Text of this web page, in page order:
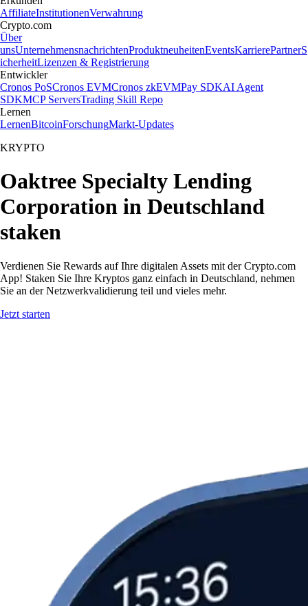
AffiliateInstitutionenVerwahrung
Crypto.com
Über
unsUnternehmensnachrichtenProduktneuheitenEventsKarrierePartnerS
icherheitLizenzen & Registrierung
Entwickler
Cronos PoSCronos EVMCronos zkEVMPay SDKAI Agent
SDKMCP ServersTrading Skill Repo
Lernen
LernenBitcoinForschungMarkt-Updates
KRYPTO
Oaktree Specialty Lending
Corporation in Deutschland
staken
Verdienen Sie Rewards auf Ihre digitalen Assets mit der Crypto.com
App! Staken Sie Ihre Kryptos ganz einfach in Deutschland, nehmen
Sie an der Netzwerkvalidierung teil und vieles mehr.
Jetzt starten